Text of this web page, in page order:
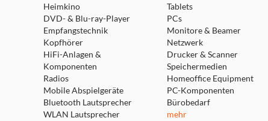
Heimkino
DVD- & Blu-ray-Player
Empfangstechnik
Kopfhörer
HiFi-Anlagen &
Komponenten
Radios
Mobile Abspielgeräte
Bluetooth Lautsprecher
WLAN Lautsprecher
Tablets
PCs
Monitore & Beamer
Netzwerk
Drucker & Scanner
Speichermedien
Homeoffice Equipment
PC-Komponenten
Bürobedarf
mehr